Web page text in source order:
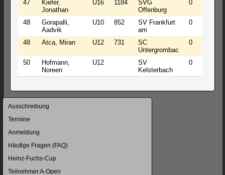
47
Kiefer,
Jonathan
U16 1184
SVG
Offenburg
0
48
Gorapalli,
Aadvik
U10 852
SV Frankfurt
am
0
48 Atca, Miran U12 731
SC
Untergrombac
0
50
Hofmann,
Noreen
U12
SV
Kelsterbach
0
Navigation
Ausschreibung
Termine
Anmeldung
Häufige Fragen (FAQ)
Heinz-Fuchs-Cup
Teilnehmer A-Open